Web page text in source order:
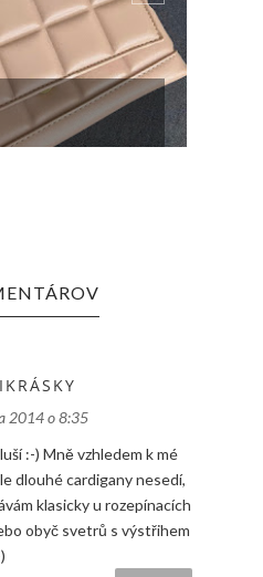
2014 o 8:35
:-) Mně vzhledem k mé
dlouhé cardigany nesedí,
klasicky u rozepínacích
obyč svetrů s výstřihem